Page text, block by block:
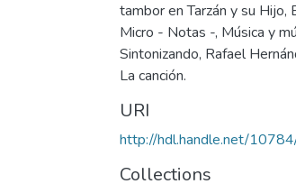
tambor en Tarzán y su Hijo,
Micro - Notas -, Música y
Sintonizando, Rafael
La canción.
URI
http://hdl.handle.net/
Collections